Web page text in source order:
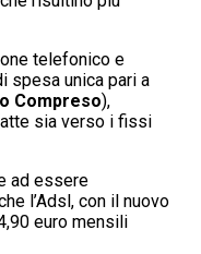
telefonico e
spesa unica pari a
Compreso),
sia verso i fissi
ad essere
l’Adsl, con il nuovo
euro mensili